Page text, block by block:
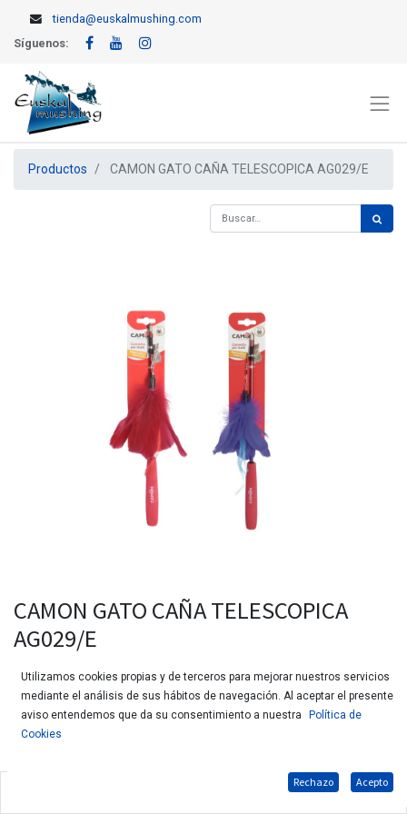
tienda@euskalmushing.com
Síguenos:
Productos CAMON GATO CAÑA TELESCOPICA AG029/E
CAMON GATO CAÑA TELESCOPICA
AG029/E
Utilizamos cookies propias y de terceros para mejorar nuestros servicios
mediante el análisis de sus hábitos de navegación. Al aceptar el presente
aviso entendemos que da su consentimiento a nuestra
Política de
Cookies
Rechazo Acepto